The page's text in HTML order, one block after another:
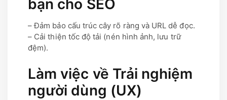
bạn cho SEO
– Đảm bảo cấu trúc cây rõ ràng và URL dễ đọc.
– Cải thiện tốc độ tải (nén hình ảnh, lưu trữ
đệm).
Làm việc về Trải nghiệm
người dùng (UX)